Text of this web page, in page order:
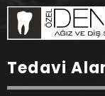
Tedavi